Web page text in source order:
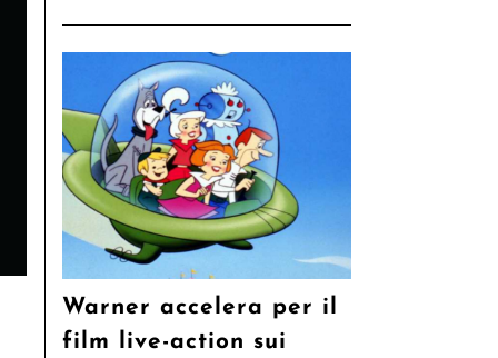
Warner accelera per il
film live-action sui